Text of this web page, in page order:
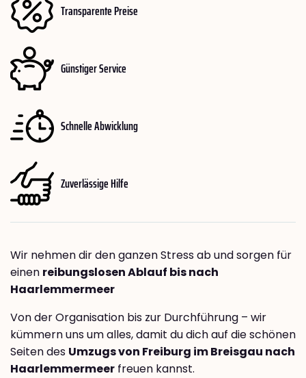
Transparente Preise
Günstiger Service
Schnelle Abwicklung
Zuverlässige Hilfe
Wir nehmen dir den ganzen Stress ab und sorgen für
einen reibungslosen Ablauf bis nach
Haarlemmermeer
Von der Organisation bis zur Durchführung – wir
kümmern uns um alles, damit du dich auf die schönen
Seiten des Umzugs von Freiburg im Breisgau nach
Haarlemmermeer freuen kannst.